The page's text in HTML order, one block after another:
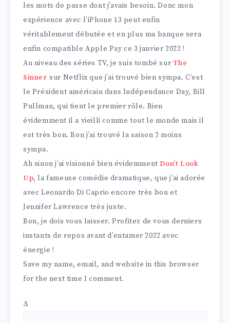
les mots de passe dont j’avais besoin. Donc mon
expérience avec l’iPhone 13 peut enfin
véritablement débutée et en plus ma banque sera
enfin compatible Apple Pay ce 3 janvier 2022 !
Au niveau des séries TV, je suis tombé sur The
Sinner sur Netflix que j’ai trouvé bien sympa. C’est
le Président américain dans Indépendance Day, Bill
Pullman, qui tient le premier rôle. Bien
évidemment il a vieilli comme tout le monde mais il
est très bon. Bon j’ai trouvé la saison 2 moins
sympa.
Ah sinon j’ai visionné bien évidemment Don’t Look
Up, la fameuse comédie dramatique, que j’ai adorée
avec Leonardo Di Caprio encore très bon et
Jennifer Lawrence très juste.
Bon, je dois vous laisser. Profitez de vous derniers
instants de repos avant d’entamer 2022 avec
énergie !
Save my name, email, and website in this browser
for the next time I comment.
Δ